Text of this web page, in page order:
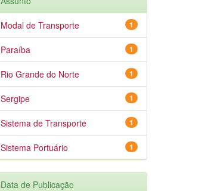
1
Modal de Transporte
1
Paraíba
1
Rio Grande do Norte
1
Sergipe
1
Sistema de Transporte
1
Sistema Portuário
Data de Publicação